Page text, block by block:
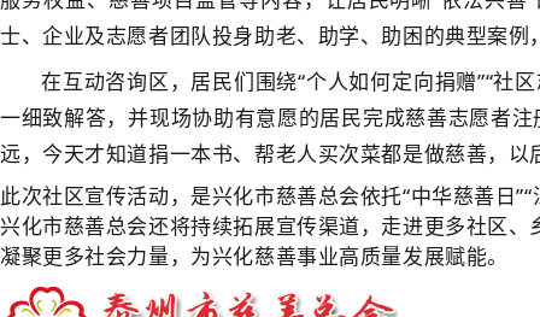
士、企业及志愿者团队投身助老、助学、助困的典型案
在互动咨询区，居民们围绕“个人如何定向捐赠”“社
一细致解答，并现场协助有意愿的居民完成慈善志愿者
远，今天才知道捐一本书、帮老人买次菜都是做慈善，
此次社区宣传活动，是兴化市慈善总会依托“中华慈善日
兴化市慈善总会还将持续拓展宣传渠道，走进更多社区
凝聚更多社会力量，为兴化慈善事业高质量发展赋能。